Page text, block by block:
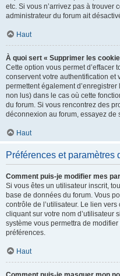
etc. Si vous n’arrivez pas à trouver
administrateur du forum ait
Haut
À quoi sert « Supprimer les
Cette option vous permet d’effacer
conservent votre authentification et
permettent également
non lus) dans le cas où cette
du forum. Si vous rencontrez des
déconnexion au forum, essayez de
Haut
Préférences et paramètres
Comment puis-je modifier mes
Si vous êtes un utilisateur inscrit,
base de données du forum. Vous
contrôle de l’utilisateur. Le lien
cliquant sur votre nom d’utilisateur
système vous permettra de
préférences.
Haut